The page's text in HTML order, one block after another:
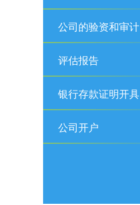
公司的验资和审计
评估报告
银行存款证明开具
公司开户